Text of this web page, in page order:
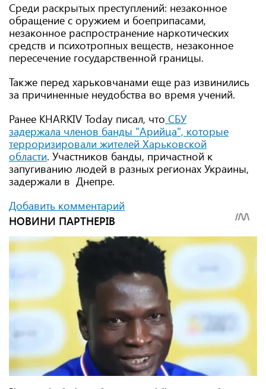
Среди раскрытых преступлений: незаконное
обращение с оружием и боеприпасами,
незаконное распространение наркотических
средств и психотропных веществ, незаконное
пересечение государственной границы.
Также перед харьковчанами еще раз извинились
за причиненные неудобства во время учений.
Ранее KHARKIV Today писал, что СБУ
задержала членов банды "Арийца", которые
терроризировали жителей Харьковской
области. Участников банды, причастной к
запугиванию людей в разных регионах Украины,
задержали в Днепре.
Добавить комментарий